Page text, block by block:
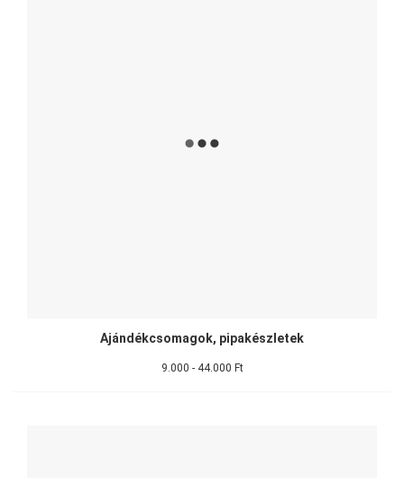
Ajándékcsomagok, pipakészletek
9.000 - 44.000 Ft